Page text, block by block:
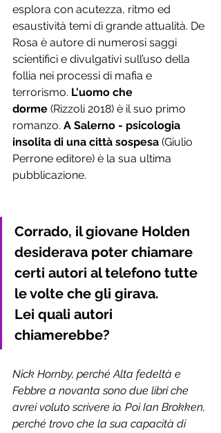
esplora con acutezza, ritmo ed
esaustività temi di grande attualità. De
Rosa è autore di numerosi saggi
scientifici e divulgativi sull’uso della
follia nei processi di mafia e
terrorismo. L'uomo che
dorme (Rizzoli 2018) è il suo primo
romanzo. A Salerno - psicologia
insolita di una città sospesa (Giulio
Perrone editore) è la sua ultima
pubblicazione.
Corrado, il giovane Holden
desiderava poter chiamare
certi autori al telefono tutte
le volte che gli girava.
Lei quali autori
chiamerebbe?
Nick Hornby, perché Alta fedeltà e
Febbre a novanta sono due libri che
avrei voluto scrivere io. Poi Ian Brokken,
perché trovo che la sua capacità di